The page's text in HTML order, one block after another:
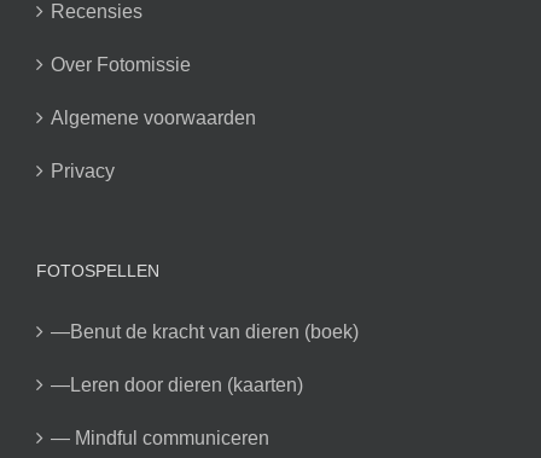
Recensies
Over Fotomissie
Algemene voorwaarden
Privacy
FOTOSPELLEN
—Benut de kracht van dieren (boek)
—Leren door dieren (kaarten)
— Mindful communiceren